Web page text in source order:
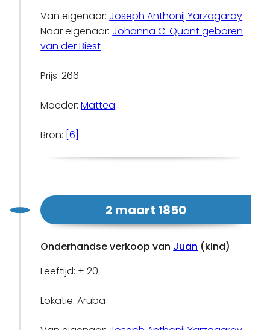
Van eigenaar: Joseph Anthonij Yarzagaray
Naar eigenaar: Johanna C. Quant geboren
van der Biest
Prijs: 266
Moeder:Mattea
Bron: [6]
2 maart 1850
Onderhandse verkoop van Juan (kind)
Leeftijd: ± 20
Lokatie: Aruba